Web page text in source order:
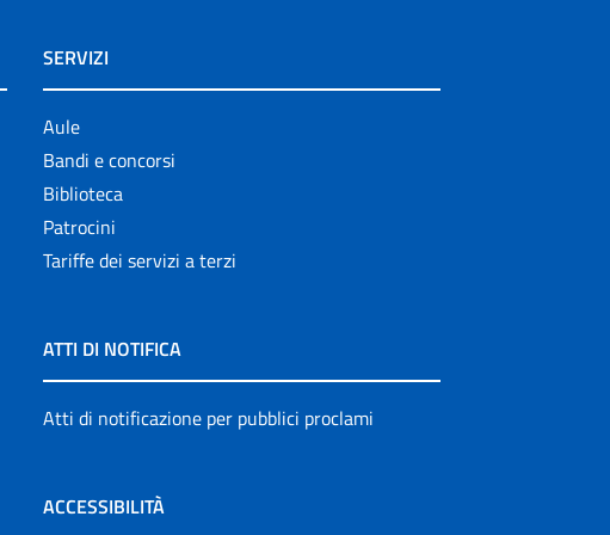
SERVIZI
Aule
Bandi e concorsi
Biblioteca
Patrocini
Tariffe dei servizi a terzi
ATTI DI NOTIFICA
Atti di notificazione per pubblici proclami
ACCESSIBILITÀ